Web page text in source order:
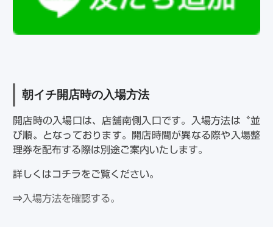
朝イチ開店時の入場方法
開店時の入場口は、店舗南側入口です。入場方法は〝並
び順〟となっております。開店時間が異なる際や入場整
理券を配布する際は別途ご案内いたします。
詳しくはコチラをご覧ください。
⇒入場方法を確認する。